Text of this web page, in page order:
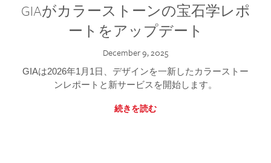
GIAがカラーストーンの宝石学レポ
ートをアップデート
December 9, 2025
GIAは2026年1月1日、デザインを一新したカラーストー
ンレポートと新サービスを開始します。
続きを読む